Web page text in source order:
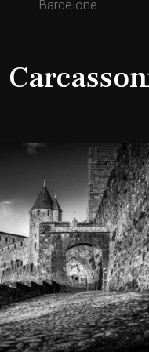
Barcelone